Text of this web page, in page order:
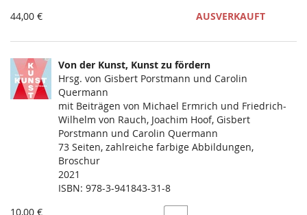
44,00 €
AUSVERKAUFT
Von der Kunst, Kunst zu fördern
Hrsg. von Gisbert Porstmann und Carolin
Quermann
mit Beiträgen von Michael Ermrich und Friedrich-
Wilhelm von Rauch, Joachim Hoof, Gisbert
Porstmann und Carolin Quermann
73 Seiten, zahlreiche farbige Abbildungen,
Broschur
2021
ISBN: 978-3-941843-31-8
10,00 €